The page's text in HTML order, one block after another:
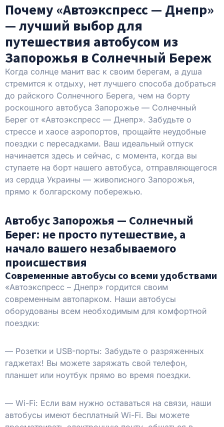
Почему «Автоэкспресс — Днепр»
— лучший выбор для
путешествия автобусом из
Запорожья в Солнечный Береж
Когда солнце манит вас к своим берегам, а душа
стремится к отдыху, нет лучшего способа добраться
до райского Солнечного Берега, чем на борту
роскошного автобуса Запорожье — Солнечный
Берег от «Автоэкспресс — Днепр». Забудьте о
стрессе и хаосе аэропортов, прощайте неудобные
поездки с пересадками. Ваш идеальный отпуск
начинается здесь и сейчас, с момента, когда вы
ступаете на борт нашего автобуса, отправляющегося
из сердца Украины — живописного Запорожья,
прямо к болгарскому побережью.
Автобус Запорожья — Солнечный
Берег: не просто путешествие, а
начало вашего незабываемого
происшествия
Современные автобусы со всеми удобствами
«Автоэкспресс – Днепр» гордится своим
современным автопарком. Наши автобусы
оборудованы всем необходимым для комфортной
поездки:
— Розетки и USB-порты: Забудьте о разряженных
гаджетах! Вы можете заряжать свой телефон,
планшет или ноутбук прямо во время поездки.
— Wi-Fi: Если вам нужно оставаться на связи, наши
автобусы имеют бесплатный Wi-Fi. Вы можете